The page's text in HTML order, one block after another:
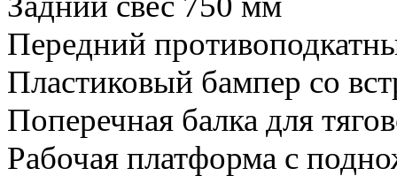
Передний
Пластиковый бампер со
Поперечная балка для
Рабочая платформа с